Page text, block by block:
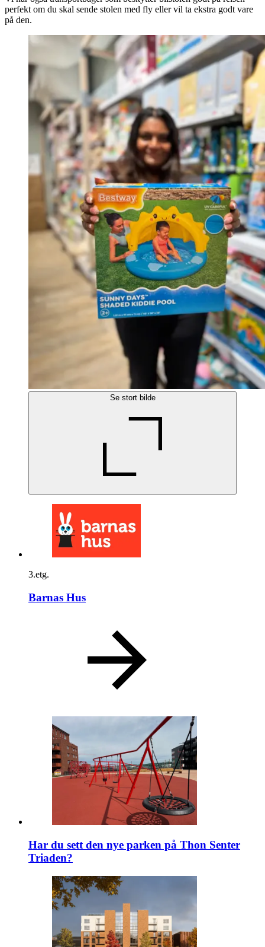
perfekt om du skal sende stolen med fly eller vil ta ekstra godt vare
på den.
Se stort bilde
3.etg.
Barnas Hus
Har du sett den nye parken på Thon Senter
Triaden?